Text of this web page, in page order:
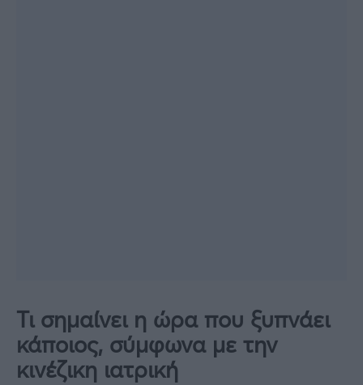
Τι σημαίνει η ώρα που ξυπνάει
κάποιος, σύμφωνα με την
κινέζικη ιατρική